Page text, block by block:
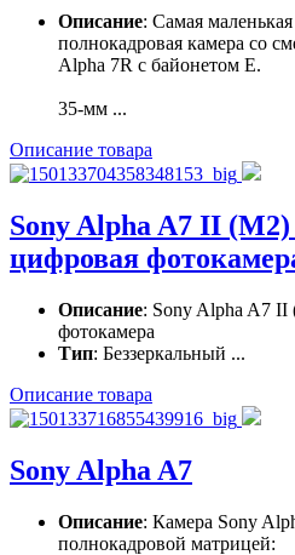
Описание: Самая
полнокадровая камера со
Alpha 7R с байонетом Е.
35-мм ...
Описание товара
Sony Alpha A7 II
цифровая
Описание: Sony Alpha A7 II
фотокамера
Тип: Беззеркальный ...
Описание товара
Sony Alpha A7
Описание: Камера Sony
полнокадровой матрицей: